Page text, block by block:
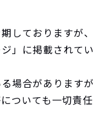
しておりますが
」に掲載されて
場合があります
ついても一切責